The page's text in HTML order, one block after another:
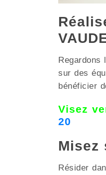
sur des
bénéficier
Visez
20
Misez
Résider